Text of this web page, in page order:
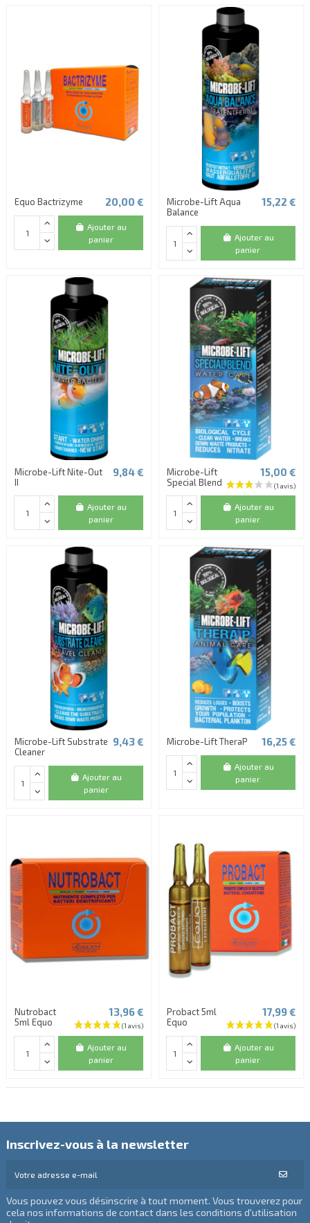
(2 avis)
Equo Bactrizyme 20,00 €
Ajouter au
panier
Microbe-Lift Aqua
Balance
15,22 €
Ajouter au
panier
Microbe-Lift Nite-Out
II
9,84 €
Ajouter au
panier
Microbe-Lift
Special Blend
15,00 €
Ajouter au
panier
Microbe-Lift Substrate
Cleaner
9,43 €
Ajouter au
panier
Microbe-Lift TheraP 16,25 €
Ajouter au
panier
Nutrobact
5ml Equo
13,96 €
Ajouter au
panier
Probact 5ml
Equo
17,99 €
Ajouter au
panier
Inscrivez-vous à la newsletter
Vous pouvez vous désinscrire à tout moment. Vous trouverez pour
cela nos informations de contact dans les conditions d'utilisation